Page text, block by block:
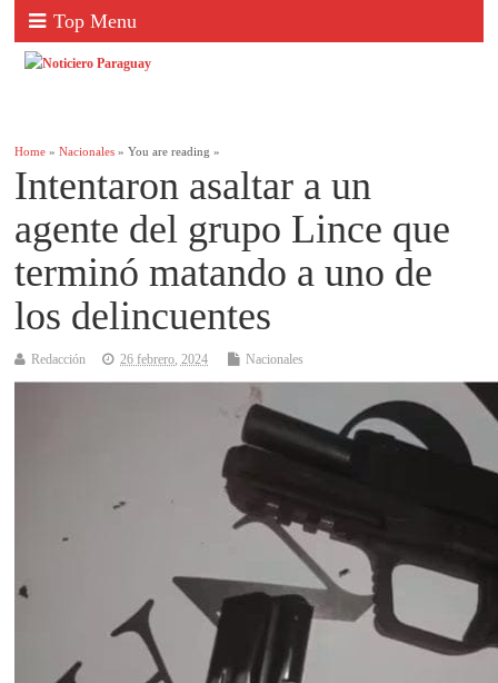
Top Menu
Home »Nacionales » You are reading »
Intentaron asaltar a un
agente del grupo Lince que
terminó matando a uno de
los delincuentes
Redacción 26 febrero, 2024 Nacionales